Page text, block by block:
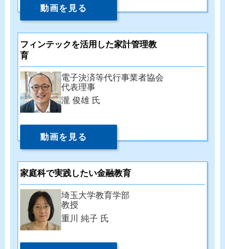
動画を見る
フィンテックを活用した家計管理教
育
電子決済等代行事業者協会
代表理事
瀧 俊雄 氏
動画を見る
家庭科で実践したい金融教育
埼玉大学教育学部
教授
重川 純子 氏